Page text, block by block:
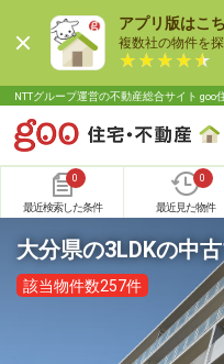
アプリ版はこ
複数社の物件を探
NTTグループ運営の不動産総合サイト goo
0
最近検索した条件
0
最近見た物件
大分県の3LDKの中
該当物件数257件